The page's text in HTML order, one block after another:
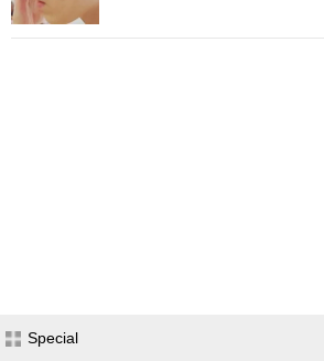
Special